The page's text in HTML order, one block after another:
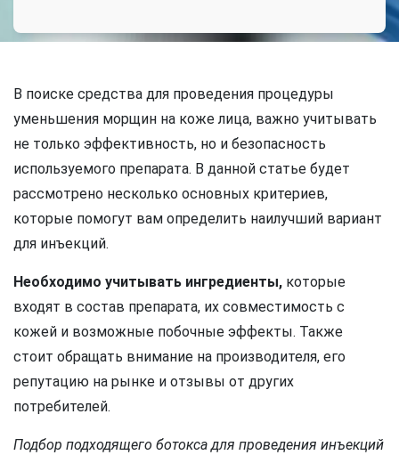
В поиске средства для проведения процедуры
уменьшения морщин на коже лица, важно учитывать
не только эффективность, но и безопасность
используемого препарата. В данной статье будет
рассмотрено несколько основных критериев,
которые помогут вам определить наилучший вариант
для инъекций.
Необходимо учитывать ингредиенты, которые
входят в состав препарата, их совместимость с
кожей и возможные побочные эффекты. Также
стоит обращать внимание на производителя, его
репутацию на рынке и отзывы от других
потребителей.
Подбор подходящего ботокса для проведения инъекций